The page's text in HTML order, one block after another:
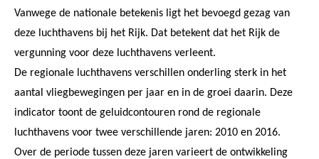
Vanwege de nationale betekenis ligt het bevoegd gezag van
deze luchthavens bij het Rijk. Dat betekent dat het Rijk de
vergunning voor deze luchthavens verleent.
De regionale luchthavens verschillen onderling sterk in het
aantal vliegbewegingen per jaar en in de groei daarin. Deze
indicator toont de geluidcontouren rond de regionale
luchthavens voor twee verschillende jaren: 2010 en 2016.
Over de periode tussen deze jaren varieert de ontwikkeling